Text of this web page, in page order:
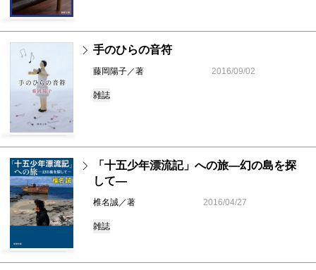
手のひらの音符
藤岡陽子／著 2016/09/02
雑誌
「十五少年漂流記」への旅―幻の島を探
して―
椎名誠／著 2016/04/27
雑誌